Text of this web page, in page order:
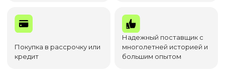
Покупка в рассрочку или
кредит
Надежный поставщик с
многолетней историей и
большим опытом